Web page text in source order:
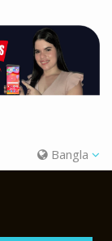
Bangla